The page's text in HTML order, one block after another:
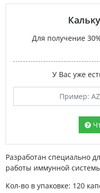
Для получение
У Вас уже
Разработан специально
работы иммунной
Кол-во в упаковке: 120